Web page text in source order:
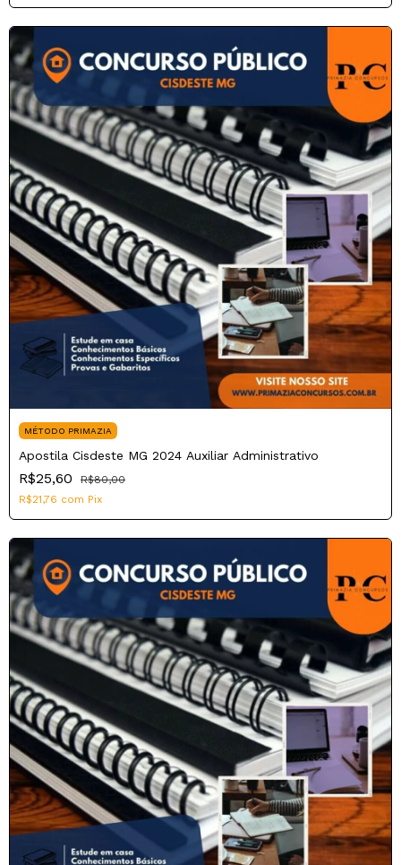
MÉTODO PRIMAZIA
Apostila Cisdeste MG 2024 Auxiliar Administrativo
R$25,60
R$80,00
R$21,76 com Pix